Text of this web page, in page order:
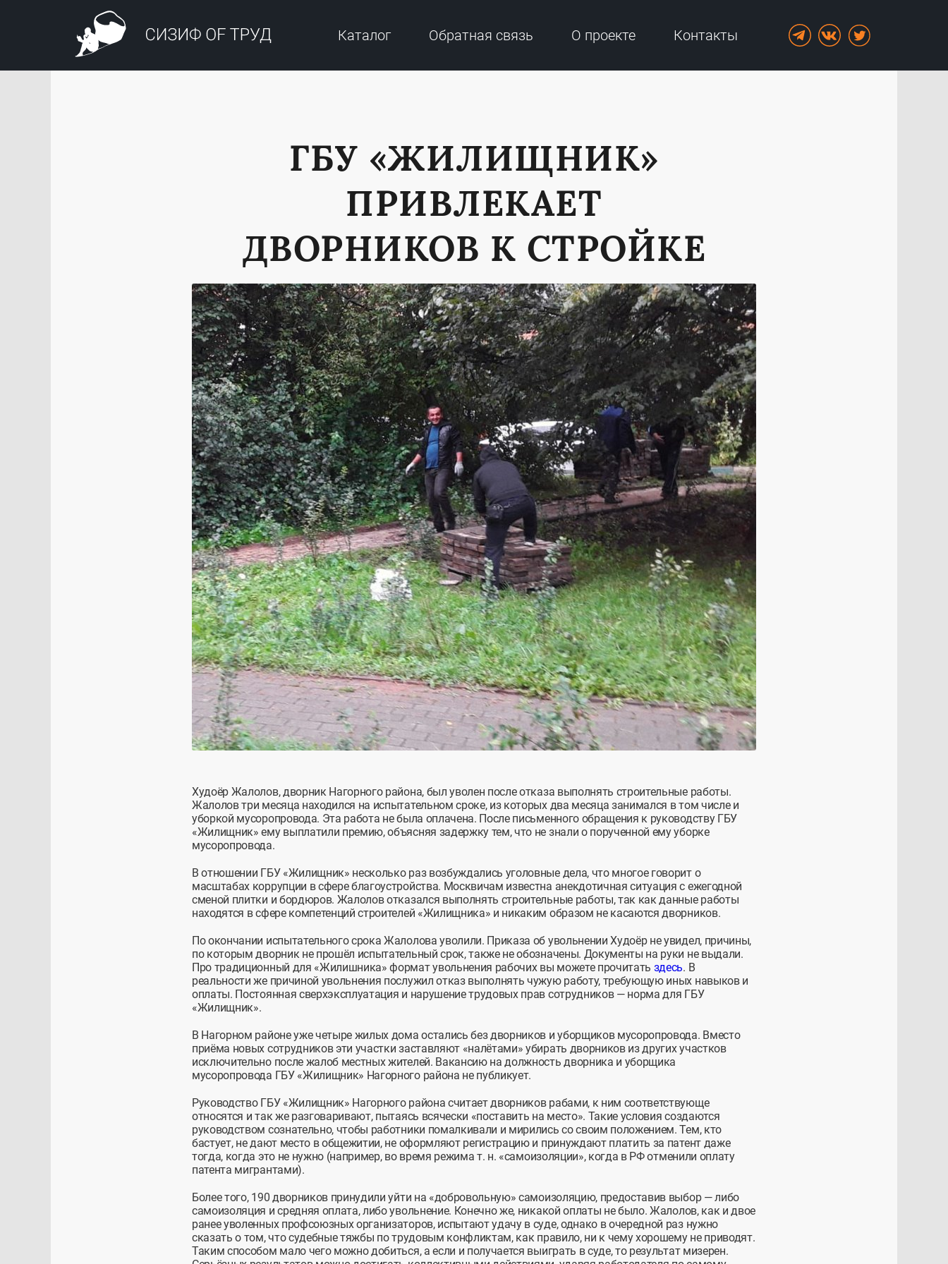
Каталог Обратная связь О проекте Контакты
ГБУ «ЖИЛИЩНИК»
ПРИВЛЕКАЕТ
ДВОРНИКОВ К СТРОЙКЕ
Худоёр Жалолов, дворник Нагорного района, был уволен после отказа выполнять строительные работы.
Жалолов три месяца находился на испытательном сроке, из которых два месяца занимался в том числе и
уборкой мусоропровода. Эта работа не была оплачена. После письменного обращения к руководству ГБУ
«Жилищник» ему выплатили премию, объясняя задержку тем, что не знали о порученной ему уборке
мусоропровода.
В отношении ГБУ «Жилищник» несколько раз возбуждались уголовные дела, что многое говорит о
масштабах коррупции в сфере благоустройства. Москвичам известна анекдотичная ситуация с ежегодной
сменой плитки и бордюров. Жалолов отказался выполнять строительные работы, так как данные работы
находятся в сфере компетенций строителей «Жилищника» и никаким образом не касаются дворников.
По окончании испытательного срока Жалолова уволили. Приказа об увольнении Худоёр не увидел, причины,
по которым дворник не прошёл испытательный срок, также не обозначены. Документы на руки не выдали.
Про традиционный для «Жилишника» формат увольнения рабочих вы можете прочитать здесь. В
реальности же причиной увольнения послужил отказ выполнять чужую работу, требующую иных навыков и
оплаты. Постоянная сверхэксплуатация и нарушение трудовых прав сотрудников — норма для ГБУ
«Жилищник».
В Нагорном районе уже четыре жилых дома остались без дворников и уборщиков мусоропровода. Вместо
приёма новых сотрудников эти участки заставляют «налётами» убирать дворников из других участков
исключительно после жалоб местных жителей. Вакансию на должность дворника и уборщика
мусоропровода ГБУ «Жилищник» Нагорного района не публикует.
Руководство ГБУ «Жилищник» Нагорного района считает дворников рабами, к ним соответствующе
относятся и так же разговаривают, пытаясь всячески «поставить на место». Такие условия создаются
руководством сознательно, чтобы работники помалкивали и мирились со своим положением. Тем, кто
бастует, не дают место в общежитии, не оформляют регистрацию и принуждают платить за патент даже
тогда, когда это не нужно (например, во время режима т. н. «самоизоляции», когда в РФ отменили оплату
патента мигрантами).
Более того, 190 дворников принудили уйти на «добровольную» самоизоляцию, предоставив выбор — либо
самоизоляция и средняя оплата, либо увольнение. Конечно же, никакой оплаты не было. Жалолов, как и двое
ранее уволенных профсоюзных организаторов, испытают удачу в суде, однако в очередной раз нужно
сказать о том, что судебные тяжбы по трудовым конфликтам, как правило, ни к чему хорошему не приводят.
Таким способом мало чего можно добиться, а если и получается выиграть в суде, то результат мизерен.